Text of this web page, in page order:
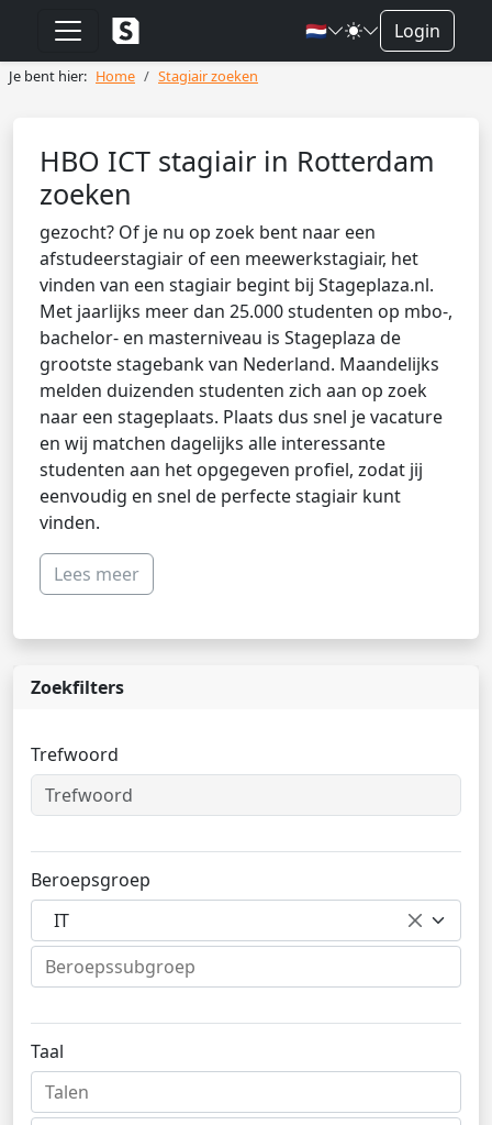
🇳🇱 Login
Je bent hier: Home Stagiair zoeken
HBO ICT stagiair in Rotterdam
zoeken
gezocht? Of je nu op zoek bent naar een
afstudeerstagiair of een meewerkstagiair, het
vinden van een stagiair begint bij Stageplaza.nl.
Met jaarlijks meer dan 25.000 studenten op mbo-,
bachelor- en masterniveau is Stageplaza de
grootste stagebank van Nederland. Maandelijks
melden duizenden studenten zich aan op zoek
naar een stageplaats. Plaats dus snel je vacature
en wij matchen dagelijks alle interessante
studenten aan het opgegeven profiel, zodat jij
eenvoudig en snel de perfecte stagiair kunt
vinden.
Lees meer
Zoekfilters
Trefwoord
Beroepsgroep
IT
Taal